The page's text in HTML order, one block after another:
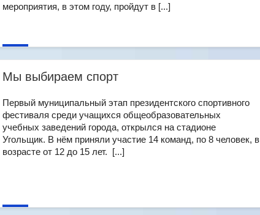
мероприятия, в этом году, пройдут в [...]
Мы выбираем спорт
Первый муниципальный этап президентского спортивного
фестиваля среди учащихся общеобразовательных
учебных заведений города, открылся на стадионе
Угольщик. В нём приняли участие 14 команд, по 8 человек, в
возрасте от 12 до 15 лет. [...]